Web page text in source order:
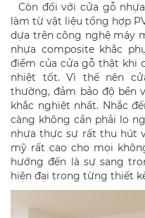
Còn đối với cửa gỗ
làm từ vật liệu tổng hợp
dựa trên công nghệ máy
nhựa composite khắc
điểm của cửa gỗ thật khi
nhiệt tốt. Vì thế nên
thường, đảm bảo độ bền
khắc nghiệt nhất. Nhắc
càng không cần phải lo
nhựa thực sự rất thu hút
mỹ rất cao cho mọi
hướng đến là sự sang
hiện đại trong từng thiết